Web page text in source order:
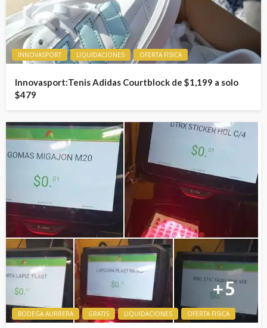
INNOVASPORT LIQUIDACIONES OFERTA FISICA
Innovasport:Tenis Adidas Courtblock de $1,199 a solo
$479
BODEGA AURRERA GRATIS LIQUIDACIONES OFERTA FISICA